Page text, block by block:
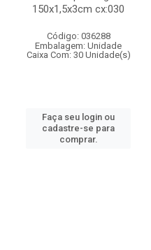
150x1,5x3cm cx:030
Código: 036288
Embalagem: Unidade
Caixa Com: 30 Unidade(s)
Faça seu login ou
cadastre-se para
comprar.